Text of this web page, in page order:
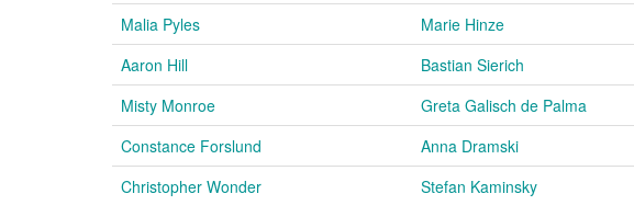
Malia Pyles
Marie Hinze
Aaron Hill
Bastian Sierich
Misty Monroe
Greta Galisch de Palma
Constance Forslund
Anna Dramski
Christopher Wonder
Stefan Kaminsky